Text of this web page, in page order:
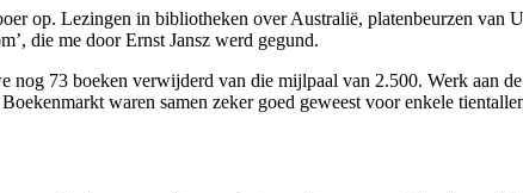
op. Lezingen in bibliotheken over Australië, platenbeurzen
die me door Ernst Jansz werd gegund.
nog 73 boeken verwijderd van die mijlpaal van 2.500. Werk aan
waren samen zeker goed geweest voor enkele